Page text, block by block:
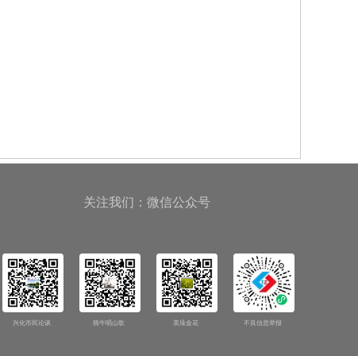
关注我们：微信公众号
兴化市民论谈 骑牛唱山歌 美垛金花 不良信息举报